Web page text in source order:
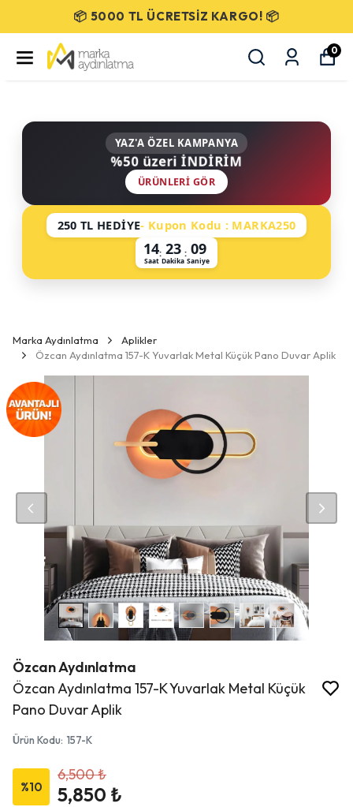
📦 5000 TL ÜCRETSİZ KARGO! 📦
0
YAZ'A ÖZEL KAMPANYA
%50 üzeri İNDİRİM
ÜRÜNLERI GÖR
250 TL HEDİYE- Kupon Kodu : MARKA250
14
Saat
: 23
Dakika
: 08
Saniye
Marka Aydınlatma
Aplikler
Özcan Aydınlatma 157-K Yuvarlak Metal Küçük Pano Duvar Aplik
Özcan Aydınlatma
Özcan Aydınlatma 157-K Yuvarlak Metal Küçük
Pano Duvar Aplik
Ürün Kodu: 157-K
%10
6,500 ₺
5,850 ₺